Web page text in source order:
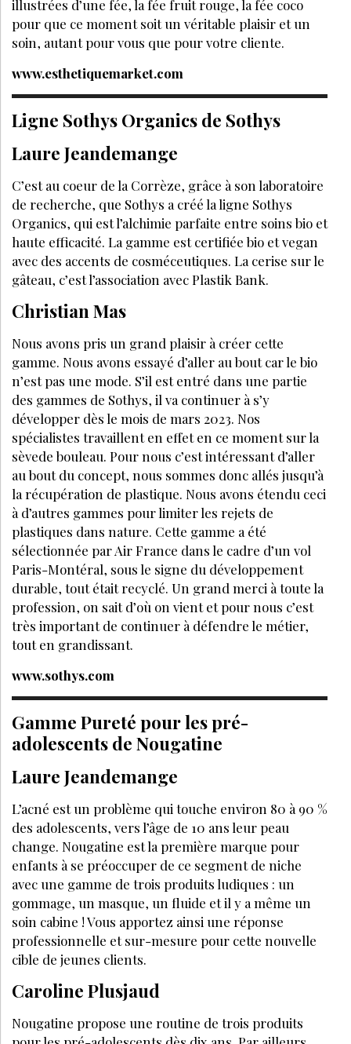
illustrées d’une fée, la fée fruit rouge, la fée coco
pour que ce moment soit un véritable plaisir et un
soin, autant pour vous que pour votre cliente.
www.esthetiquemarket.com
Ligne Sothys Organics de Sothys
Laure Jeandemange
C’est au coeur de la Corrèze, grâce à son laboratoire
de recherche, que Sothys a créé la ligne Sothys
Organics, qui est l’alchimie parfaite entre soins bio et
haute efficacité. La gamme est certifiée bio et vegan
avec des accents de cosméceutiques. La cerise sur le
gâteau, c’est l’association avec Plastik Bank.
Christian Mas
Nous avons pris un grand plaisir à créer cette
gamme. Nous avons essayé d’aller au bout car le bio
n’est pas une mode. S’il est entré dans une partie
des gammes de Sothys, il va continuer à s’y
développer dès le mois de mars 2023. Nos
spécialistes travaillent en effet en ce moment sur la
sèvede bouleau. Pour nous c’est intéressant d’aller
au bout du concept, nous sommes donc allés jusqu’à
la récupération de plastique. Nous avons étendu ceci
à d’autres gammes pour limiter les rejets de
plastiques dans nature. Cette gamme a été
sélectionnée par Air France dans le cadre d’un vol
Paris-Montéral, sous le signe du développement
durable, tout était recyclé. Un grand merci à toute la
profession, on sait d’où on vient et pour nous c’est
très important de continuer à défendre le métier,
tout en grandissant.
www.sothys.com
Gamme Pureté pour les pré-
adolescents de Nougatine
Laure Jeandemange
L’acné est un problème qui touche environ 80 à 90 %
des adolescents, vers l’âge de 10 ans leur peau
change. Nougatine est la première marque pour
enfants à se préoccuper de ce segment de niche
avec une gamme de trois produits ludiques : un
gommage, un masque, un fluide et il y a même un
soin cabine ! Vous apportez ainsi une réponse
professionnelle et sur-mesure pour cette nouvelle
cible de jeunes clients.
Caroline Plusjaud
Nougatine propose une routine de trois produits